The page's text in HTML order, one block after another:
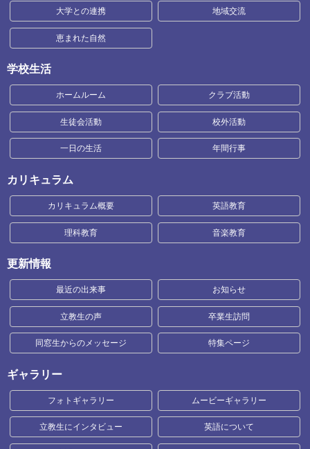
大学との連携 地域交流
恵まれた自然
学校生活
ホームルーム クラブ活動
生徒会活動 校外活動
一日の生活 年間行事
カリキュラム
カリキュラム概要 英語教育
理科教育 音楽教育
更新情報
最近の出来事 お知らせ
立教生の声 卒業生訪問
同窓生からのメッセージ 特集ページ
ギャラリー
フォトギャラリー ムービーギャラリー
立教生にインタビュー 英語について